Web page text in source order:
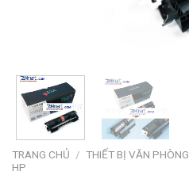
TRANG CHỦ / THIẾT BỊ VĂN PHÒNG
HP